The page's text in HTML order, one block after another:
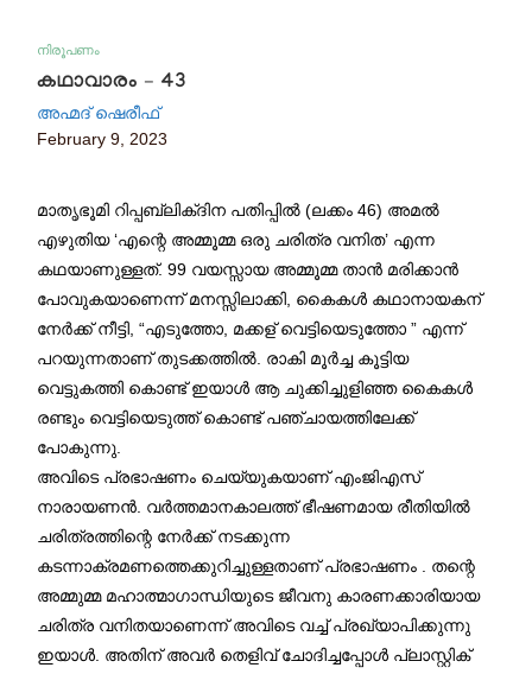
നിരൂപണം
കഥാവാരം – 43
അഹ്മദ് ഷെരീഫ്
February 9, 2023
മാതൃഭൂമി റിപ്പബ്ലിക്ദിന പതിപ്പിൽ (ലക്കം 46) അമൽ
എഴുതിയ ‘എന്റെ അമ്മൂമ്മ ഒരു ചരിത്ര വനിത’ എന്ന
കഥയാണുള്ളത്. 99 വയസ്സായ അമ്മൂമ്മ താൻ മരിക്കാൻ
പോവുകയാണെന്ന് മനസ്സിലാക്കി, കൈകൾ കഥാനായകന്
നേർക്ക് നീട്ടി, “എടുത്തോ, മക്കള് വെട്ടിയെടുത്തോ ” എന്ന്
പറയുന്നതാണ് തുടക്കത്തിൽ. രാകി മൂർച്ച കൂട്ടിയ
വെട്ടുകത്തി കൊണ്ട് ഇയാൾ ആ ചുക്കിച്ചുളിഞ്ഞ കൈകൾ
രണ്ടും വെട്ടിയെടുത്ത് കൊണ്ട് പഞ്ചായത്തിലേക്ക്
പോകുന്നു.
അവിടെ പ്രഭാഷണം ചെയ്യുകയാണ് എംജിഎസ്
നാരായണൻ. വർത്തമാനകാലത്ത് ഭീഷണമായ രീതിയിൽ
ചരിത്രത്തിന്റെ നേർക്ക് നടക്കുന്ന
കടന്നാക്രമണത്തെക്കുറിച്ചുള്ളതാണ് പ്രഭാഷണം . തന്റെ
അമ്മുമ്മ മഹാത്മാഗാന്ധിയുടെ ജീവനു കാരണക്കാരിയായ
ചരിത്ര വനിതയാണെന്ന് അവിടെ വച്ച് പ്രഖ്യാപിക്കുന്നു
ഇയാൾ. അതിന് അവർ തെളിവ് ചോദിച്ചപ്പോൾ പ്ലാസ്റ്റിക്